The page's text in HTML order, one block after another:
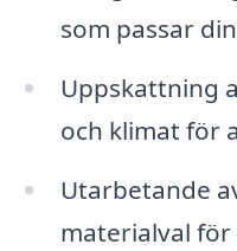
som passar
Uppskattning
och klimat för
Utarbetande
materialval